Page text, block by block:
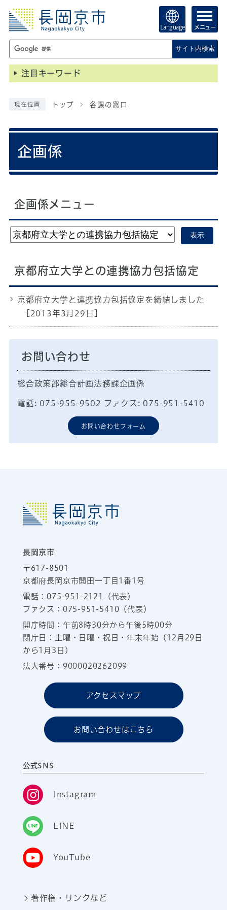
Language メニュー
サイト内検索
注目キーワード
現在位置 トップ 各課の窓口
企画係
企画係メニュー
表示
京都府立大学との連携協力包括協定
京都府立大学と連携協力包括協定を締結しました
[2013年3月29日]
お問い合わせ
総合政策部総合計画法務課企画係
電話: 075-955-9502 ファクス: 075-951-5410
お問い合わせフォーム
長岡京市
〒617-8501
京都府長岡京市開田一丁目1番1号
電話：075-951-2121
（代表）
ファクス：075-951-5410（代表）
開庁時間：午前8時30分から午後5時00分
閉庁日：土曜・日曜・祝日・年末年始（12月29日
から1月3日）
法人番号：9000020262099
アクセスマップ
お問い合わせはこちら
公式SNS
Instagram
LINE
YouTube
著作権・リンクなど